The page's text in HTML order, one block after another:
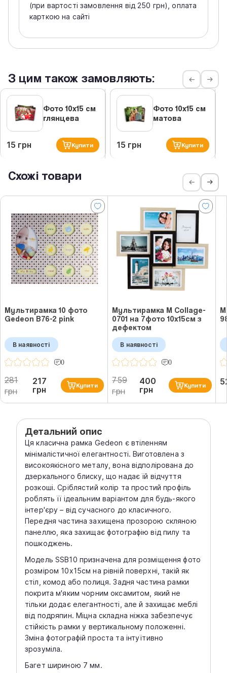
(при вартості замовлення від 250 грн), оплата
карткою на сайті
З цим також замовляють:
Фото 10х15 см
глянцева
15 грн Купити
Фото 10х15 см
матова
15 грн Купити
Схожі товари
Мультирамка 10 фото
Gedeon B76-2 pink
В наявності
0
281
грн
217
грн
Купити
Мультирамка M Collage-
0701 на 7фото 10x15см з
дефектом
В наявності
0
759
грн
400
грн
Купити
Детальний опис
Ця класична рамка Gedeon є втіленням
мінімалістичної елегантності. Виготовлена ​​з
високоякісного металу, вона відполірована до
дзеркального блиску, що надає їй відчуття
розкоші. Сріблястий колір та простий профіль
роблять її ідеальним варіантом для будь-якого
інтер'єру – від сучасного до класичного.
Передня частина захищена прозорою скляною
панеллю, яка захищає фотографію від пилу та
пошкоджень.
Модель SSB10 призначена для розміщення фото
розміром 10х15см на рівній поверхні, такій як
стіл, комод або полиця. Задня частина рамки
покрита м'яким чорним оксамитом, який не
тільки додає елегантності, але й захищає меблі
від подряпин. Міцна складна ніжка забезпечує
стійкість рамки у вертикальному положенні.
Зміна фотографій проста та інтуїтивно
зрозуміла.
Багет шириною 7 мм.